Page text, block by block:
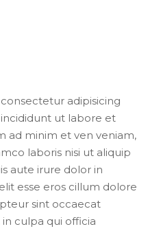
adipisicing
ut labore et
ad minim et ven veniam,
laboris nisi ut aliquip
aute irure dolor in
esse eros cillum dolore
sint occaecat
culpa qui officia